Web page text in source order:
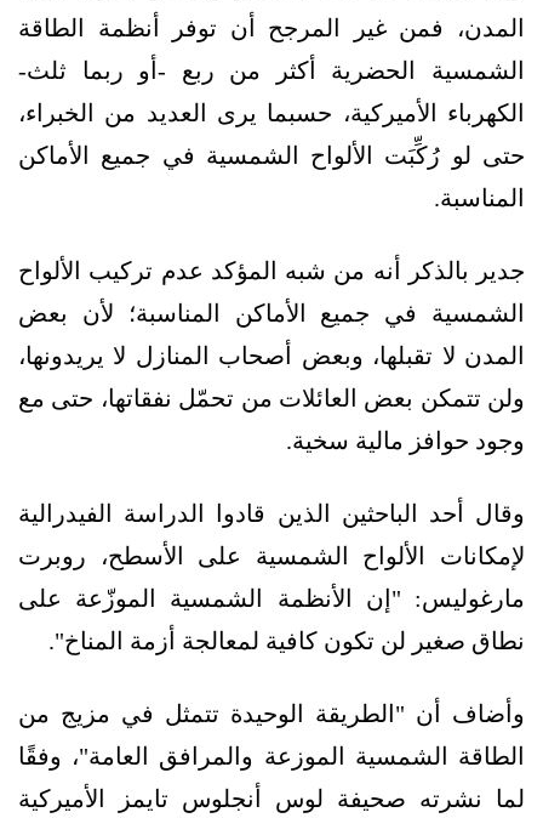
المدن، فمن غير المرجح أن توفر أنظمة الطاقة
الشمسية الحضرية أكثر من ربع -أو ربما ثلث-
الكهرباء الأميركية، حسبما يرى العديد من الخبراء،
حتى لو رُكِّبَت الألواح الشمسية في جميع الأماكن
المناسبة.
جدير بالذكر أنه من شبه المؤكد عدم تركيب الألواح
الشمسية في جميع الأماكن المناسبة؛ لأن بعض
المدن لا تقبلها، وبعض أصحاب المنازل لا يريدونها،
ولن تتمكن بعض العائلات من تحمّل نفقاتها، حتى مع
وجود حوافز مالية سخية.
وقال أحد الباحثين الذين قادوا الدراسة الفيدرالية
لإمكانات الألواح الشمسية على الأسطح، روبرت
مارغوليس: "إن الأنظمة الشمسية الموزّعة على
نطاق صغير لن تكون كافية لمعالجة أزمة المناخ".
وأضاف أن "الطريقة الوحيدة تتمثل في مزيج من
الطاقة الشمسية الموزعة والمرافق العامة"، وفقًا
لما نشرته صحيفة لوس أنجلوس تايمز الأميركية